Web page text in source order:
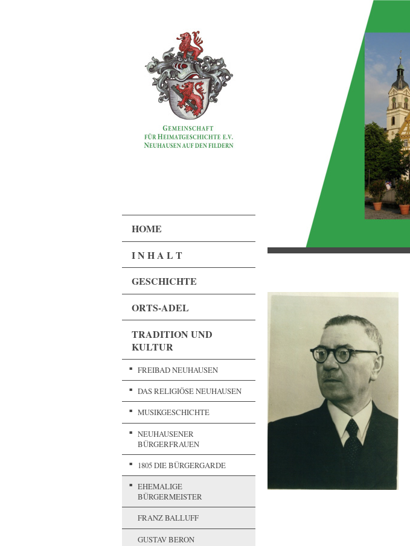
HOME
I N H A L T
GESCHICHTE
ORTS-ADEL
TRADITION UND
KULTUR
FREIBAD NEUHAUSEN
DAS RELIGIÖSE NEUHAUSEN
MUSIKGESCHICHTE
NEUHAUSENER
BÜRGERFRAUEN
1805 DIE BÜRGERGARDE
EHEMALIGE
BÜRGERMEISTER
FRANZ BALLUFF
GUSTAV BERON